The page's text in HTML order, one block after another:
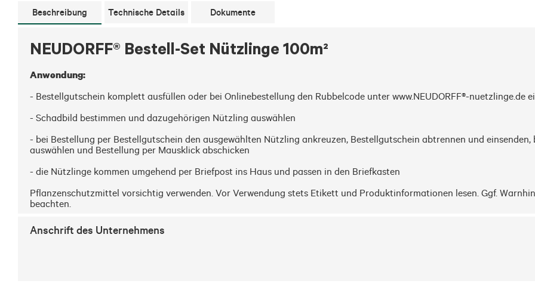
Beschreibung Technische Details Dokumente
NEUDORFF® Bestell-Set Nützlinge 100m²
Anwendung:
- Bestellgutschein komplett ausfüllen oder bei Onlinebestellung den Rubbelcode unter www.NEUDORFF®-nuetzlinge.de
- Schadbild bestimmen und dazugehörigen Nützling auswählen
- bei Bestellung per Bestellgutschein den ausgewählten Nützling ankreuzen, Bestellgutschein abtrennen und
auswählen und Bestellung per Mausklick abschicken
- die Nützlinge kommen umgehend per Briefpost ins Haus und passen in den Briefkasten
Pflanzenschutzmittel vorsichtig verwenden. Vor Verwendung stets Etikett und Produktinformationen lesen. Ggf.
beachten.
Anschrift des Unternehmens